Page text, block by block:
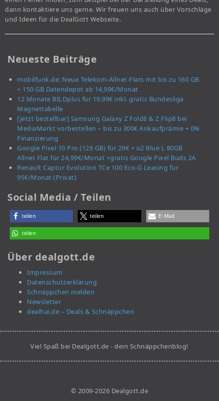
dann kontaktiere uns gerne. Wir freuen uns auch über Vorschläge
und Ideen für die DealGott Webseite.
Neueste Beiträge
mobilfunk.de: Neue Telekom-Allnet-Flats mit bis zu 160 GB
+ 150 GB Datendepot ab 14,99€/Monat
12 Monate BILDplus für 19,99€ inkl. gratis Bundesliga
Magnettabelle
[jetzt bestellbar] Samsung Galaxy Z Fold8 & Z Flip8 bei
MediaMarkt vorbestellen – bis zu 300€ Ankaufprämie + 0%
Finanzierung
Google Pixel 10 Pro (128 GB) für 29€ + o2 Blue L 80GB
Allnet Flat für 24,99€/Monat +gratis Google Pixel Buds 2A
Renault Captur Evolution TCe 100 Eco-G Leasing für
95€/Monat (Privat)
Social Media / Teilen
teilen teilen E-Mail
teilen
Über dealgott.de
Impressum
Datenschutzerklärung
Schnäppchen melden
Newsletter
dealhai.de – Deals & Schnäppchen
Viel Spaß bei Dealgott.de - dein Schnäppchenblog!
© 2009-2026 Dealgott.de